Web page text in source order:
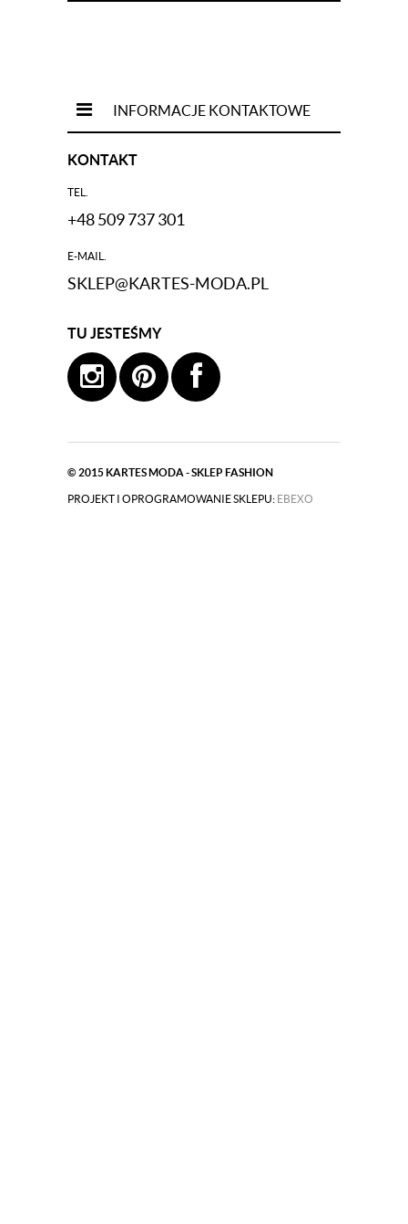
INFORMACJE KONTAKTOWE
KONTAKT
TEL.
+48 509 737 301
E-MAIL.
SKLEP@KARTES-MODA.PL
TU JESTEŚMY
© 2015 KARTES MODA - SKLEP FASHION
|
PROJEKT I OPROGRAMOWANIE SKLEPU: EBEXO